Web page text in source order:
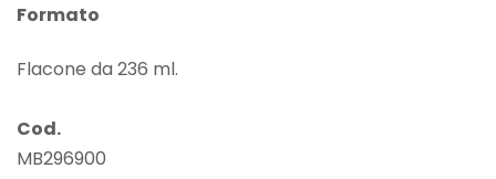
Formato
Flacone da 236 ml.
Cod.
MB296900